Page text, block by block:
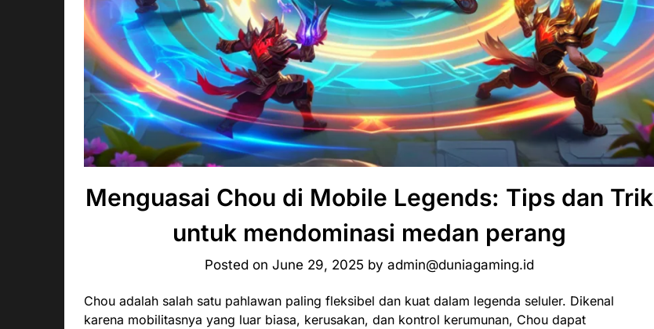
Menguasai Chou di Mobile Legends: Tips dan Trik
untuk mendominasi medan perang
Posted onJune 29, 2025 byadmin@duniagaming.id
Chou adalah salah satu pahlawan paling fleksibel dan kuat dalam legenda seluler. Dikenal
karena mobilitasnya yang luar biasa, kerusakan, dan kontrol kerumunan, Chou dapat